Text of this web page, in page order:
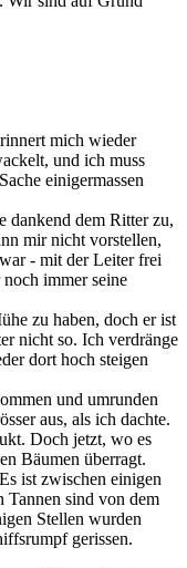
mich wieder
und ich muss
einigermassen
dankend dem Ritter zu,
mir nicht vorstellen,
- mit der Leiter frei
immer seine
zu haben, doch er ist
nicht so. Ich verdränge
dort hoch steigen
und umrunden
aus, als ich dachte.
Doch jetzt, wo es
Bäumen überragt.
ist zwischen einigen
Tannen sind von dem
Stellen wurden
gerissen.